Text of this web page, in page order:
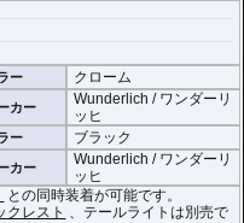
ー クローム
カー
Wunderlich / ワンダーリ
ッヒ
ー ブラック
カー
Wunderlich / ワンダーリ
ッヒ
との同時装着が可能です。
クレスト 、テールライトは別売で